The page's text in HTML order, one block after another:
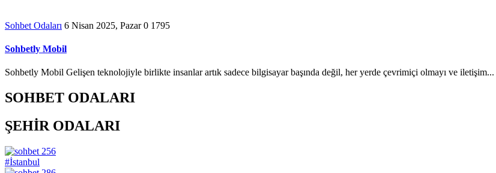
Sohbet Odaları 6 Nisan 2025, Pazar 0 1795
Sohbetly Mobil
Sohbetly Mobil Gelişen teknolojiyle birlikte insanlar artık sadece bilgisayar başında değil, her yerde çevrimiçi olmayı ve iletişim...
SOHBET ODALARI
ŞEHİR ODALARI
256
#İstanbul